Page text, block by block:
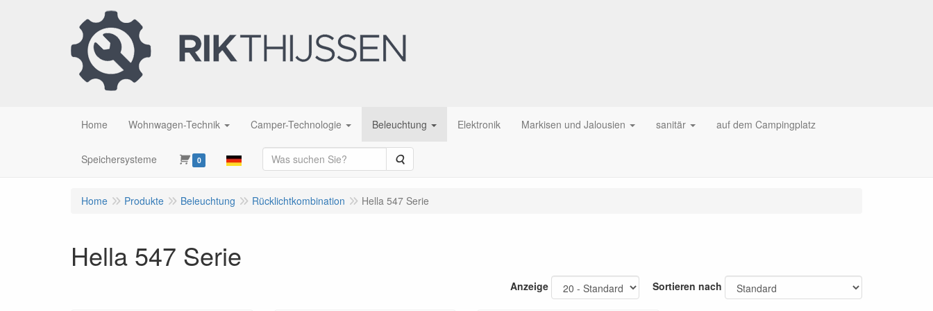
Home Wohnwagen-Technik Camper-Technologie Beleuchtung Elektronik Markisen und Jalousien sanitär auf dem Campingplatz
Speichersysteme 0 Suche
Home Produkte Beleuchtung Rücklichtkombination Hella 547 Serie
Hella 547 Serie
Anzeige Sortieren nach